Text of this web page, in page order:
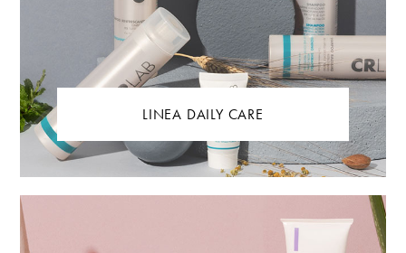
LINEA DAILY CARE